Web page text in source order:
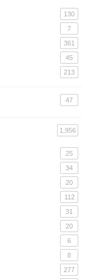
130
7
361
45
213
47
1,956
25
34
20
112
31
20
6
8
277